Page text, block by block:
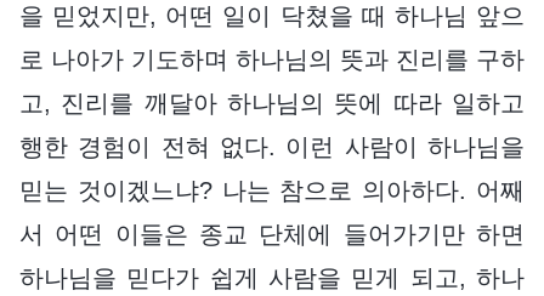
을 믿었지만, 어떤 일이 닥쳤을 때 하나님 앞으
로 나아가 기도하며 하나님의 뜻과 진리를 구하
고, 진리를 깨달아 하나님의 뜻에 따라 일하고
행한 경험이 전혀 없다. 이런 사람이 하나님을
믿는 것이겠느냐? 나는 참으로 의아하다. 어째
서 어떤 이들은 종교 단체에 들어가기만 하면
하나님을 믿다가 쉽게 사람을 믿게 되고, 하나